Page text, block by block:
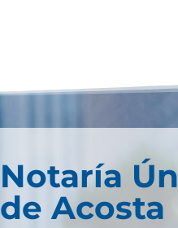
Notaría
de Acosta